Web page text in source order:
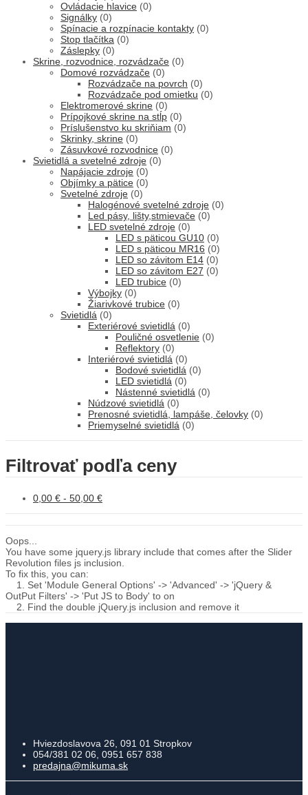
Ovládacie hlavice (0)
Signálky (0)
Spínacie a rozpínacie kontakty (0)
Stop tlačítka (0)
Záslepky (0)
Skrine, rozvodnice, rozvádzače (0)
Domové rozvádzače (0)
Rozvádzače na povrch (0)
Rozvádzače pod omietku (0)
Elektromerové skrine (0)
Prípojkové skrine na stĺp (0)
Príslušenstvo ku skriňiam (0)
Skrinky, skrine (0)
Zásuvkové rozvodnice (0)
Svietidlá a svetelné zdroje (0)
Napájacie zdroje (0)
Objímky a pätice (0)
Svetelné zdroje (0)
Halogénové svetelné zdroje (0)
Led pásy, lišty,stmievače (0)
LED svetelné zdroje (0)
LED s päticou GU10 (0)
LED s päticou MR16 (0)
LED so závitom E14 (0)
LED so závitom E27 (0)
LED trubice (0)
Výbojky (0)
Žiarivkové trubice (0)
Svietidlá (0)
Exteriérové svietidlá (0)
Pouličné osvetlenie (0)
Reflektory (0)
Interiérové svietidlá (0)
Bodové svietidlá (0)
LED svietidlá (0)
Nástenné svietidlá (0)
Núdzové svietidlá (0)
Prenosné svietidlá, lampáše, čelovky (0)
Priemyselné svietidlá (0)
Filtrovať podľa ceny
0,00 € - 50,00 €
Oops...
You have some jquery.js library include that comes after the Slider
Revolution files js inclusion.
To fix this, you can:
1. Set 'Module General Options' -> 'Advanced' -> 'jQuery &
OutPut Filters' -> 'Put JS to Body' to on
2. Find the double jQuery.js inclusion and remove it
Hviezdoslavova 26, 091 01 Stropkov
054/381 02 06, 0951 657 838
predajna@mikuma.sk